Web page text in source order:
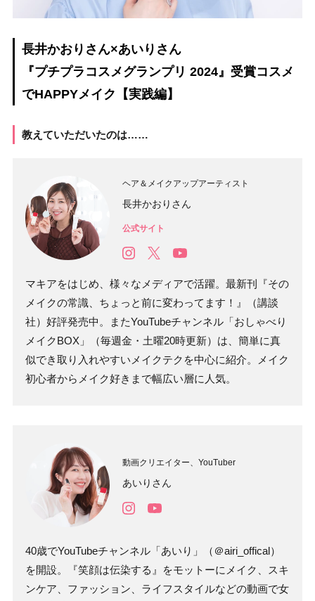
長井かおりさん×あいりさん
『プチプラコスメグランプリ 2024』受賞コスメ
でHAPPYメイク【実践編】
教えていただいたのは……
ヘア＆メイクアップアーティスト
長井かおりさん
公式サイト
マキアをはじめ、様々なメディアで活躍。最新刊『その
メイクの常識、ちょっと前に変わってます！』（講談
社）好評発売中。またYouTubeチャンネル「おしゃべり
メイクBOX」（毎週金・土曜20時更新）は、簡単に真
似でき取り入れやすいメイクテクを中心に紹介。メイク
初心者からメイク好きまで幅広い層に人気。
動画クリエイター、YouTuber
あいりさん
40歳でYouTubeチャンネル「あいり」（＠airi_offical）
を開設。『笑顔は伝染する』をモットーにメイク、スキ
ンケア、ファッション、ライフスタイルなどの動画で女